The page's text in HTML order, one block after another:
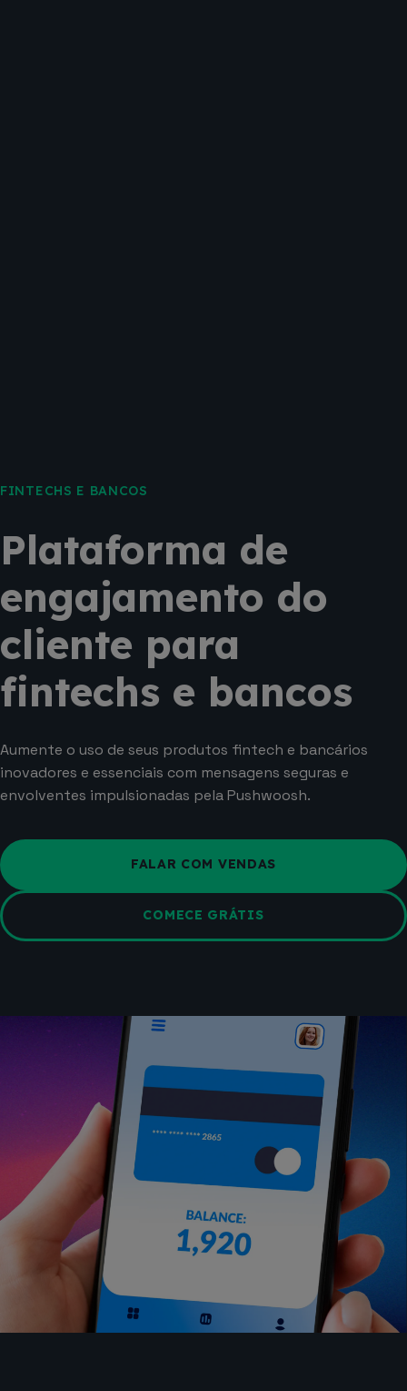
FINTECHS E BANCOS
Plataforma de
engajamento do
cliente para
fintechs e bancos
Aumente o uso de seus produtos fintech e bancários
inovadores e essenciais com mensagens seguras e
envolventes impulsionadas pela Pushwoosh.
FALAR COM VENDAS
COMECE GRÁTIS